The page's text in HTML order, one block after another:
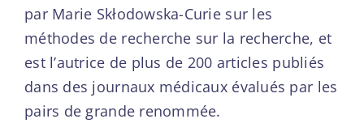
par Marie Skłodowska-Curie sur les
méthodes de recherche sur la recherche, et
est l’autrice de plus de 200 articles publiés
dans des journaux médicaux évalués par les
pairs de grande renommée.